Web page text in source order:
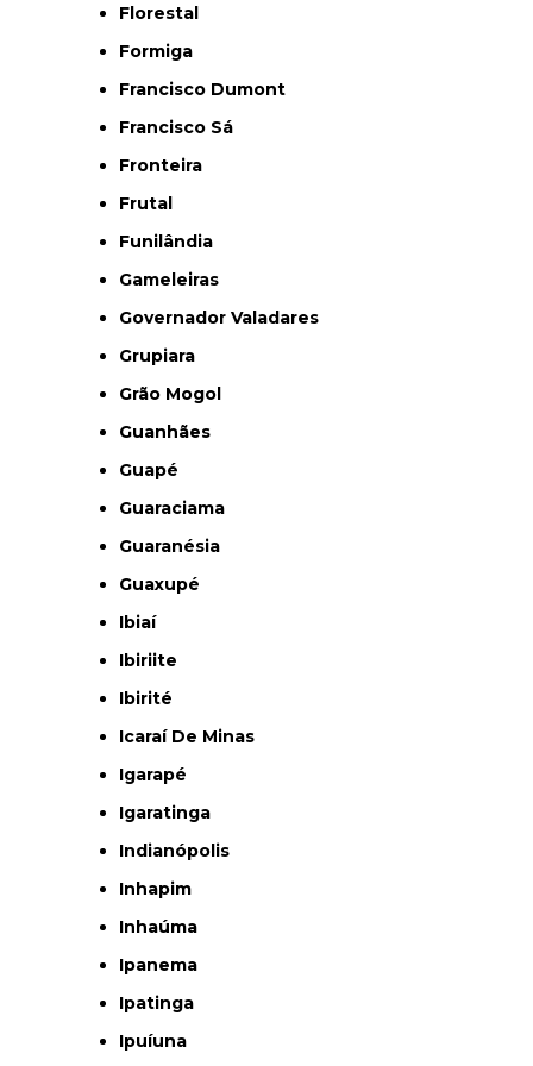
Florestal
Formiga
Francisco Dumont
Francisco Sá
Fronteira
Frutal
Funilândia
Gameleiras
Governador Valadares
Grupiara
Grão Mogol
Guanhães
Guapé
Guaraciama
Guaranésia
Guaxupé
Ibiaí
Ibiriite
Ibirité
Icaraí De Minas
Igarapé
Igaratinga
Indianópolis
Inhapim
Inhaúma
Ipanema
Ipatinga
Ipuíuna